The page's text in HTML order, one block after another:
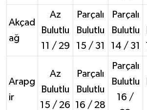
Akçad
ağ
Az
Bulutlu
11 / 29
Parçalı
Bulutlu
15 / 31
Parçalı
Bulutlu
14 / 31
Arapg
ir
Az
Bulutlu
15 / 26
Parçalı
Bulutlu
16 / 28
Parçalı
Bulutlu
16 /